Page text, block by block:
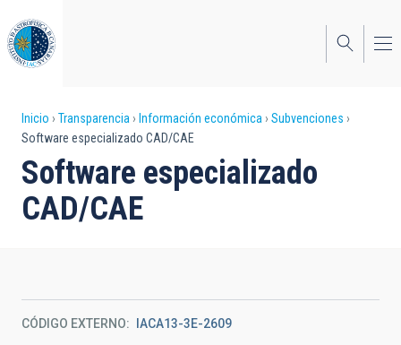
al
contenido
principal
Sobrescribir
enlaces
de
ayuda
navegación
Inicio Transparencia Información económica
Subvenciones
Software especializado CAD/CAE
Software especializado
CAD/CAE
CÓDIGO EXTERNO IACA13-3E-2609